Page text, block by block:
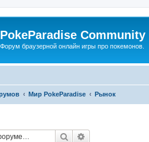
PokeParadise Community
Форум браузерной онлайн игры про покемонов.
Мир PokeParadise Рынок
Поиск